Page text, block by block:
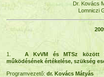
Dr. Kovács
Lomniczi
1.A KvVM és MTSz között
működésének értékelése, szükség
Programvezető: dr. Kovács Mátyás